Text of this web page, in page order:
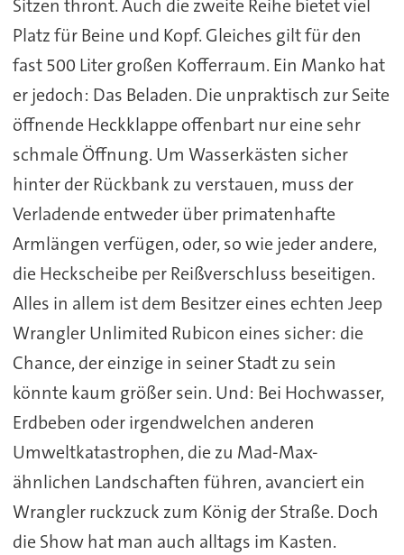
Sitzen thront. Auch die zweite Reihe bietet viel
Platz für Beine und Kopf. Gleiches gilt für den
fast 500 Liter großen Kofferraum. Ein Manko hat
er jedoch: Das Beladen. Die unpraktisch zur Seite
öffnende Heckklappe offenbart nur eine sehr
schmale Öffnung. Um Wasserkästen sicher
hinter der Rückbank zu verstauen, muss der
Verladende entweder über primatenhafte
Armlängen verfügen, oder, so wie jeder andere,
die Heckscheibe per Reißverschluss beseitigen.
Alles in allem ist dem Besitzer eines echten Jeep
Wrangler Unlimited Rubicon eines sicher: die
Chance, der einzige in seiner Stadt zu sein
könnte kaum größer sein. Und: Bei Hochwasser,
Erdbeben oder irgendwelchen anderen
Umweltkatastrophen, die zu Mad-Max-
ähnlichen Landschaften führen, avanciert ein
Wrangler ruckzuck zum König der Straße. Doch
die Show hat man auch alltags im Kasten.